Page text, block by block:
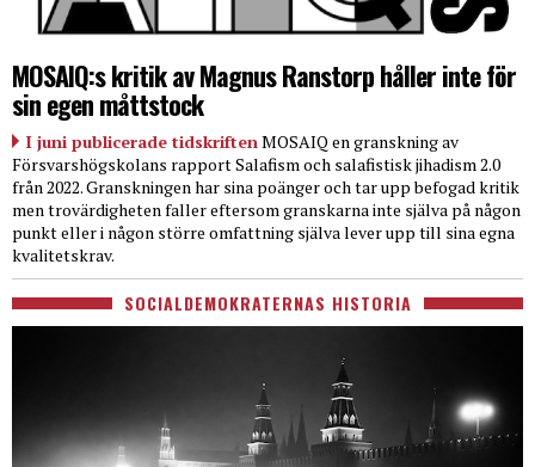
MOSAIQ:s kritik av Magnus Ranstorp håller inte för
sin egen måttstock
I juni publicerade tidskriftenMOSAIQ en granskning av
Försvarshögskolans rapport Salafism och salafistisk jihadism 2.0
från 2022. Granskningen har sina poänger och tar upp befogad kritik
men trovärdigheten faller eftersom granskarna inte själva på någon
punkt eller i någon större omfattning själva lever upp till sina egna
kvalitetskrav.
SOCIALDEMOKRATERNAS HISTORIA